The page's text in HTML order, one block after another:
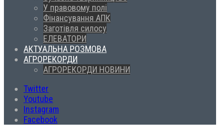
У правовому полі
Фінансування АПК
Заготівля силосу
ЕЛЕВАТОРИ
АКТУАЛЬНА РОЗМОВА
АГРОРЕКОРДИ
АГРОРЕКОРДИ НОВИНИ
Twitter
Youtube
Instagram
Facebook